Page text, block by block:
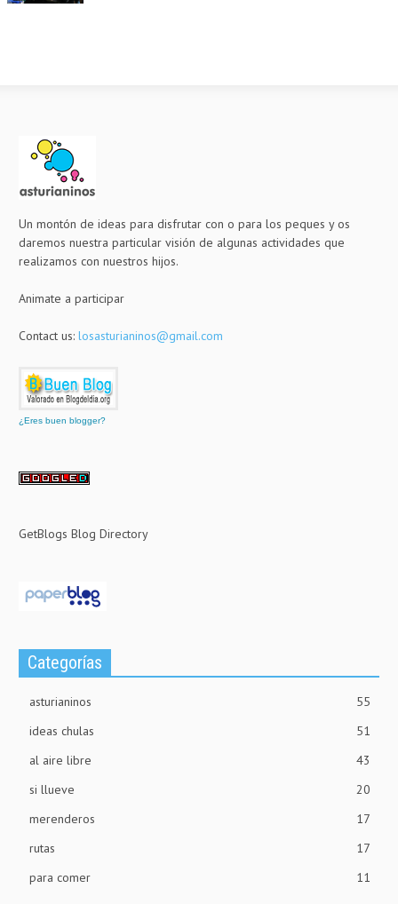
Un montón de ideas para disfrutar con o para los peques y os
daremos nuestra particular visión de algunas actividades que
realizamos con nuestros hijos.
Animate a participar
Contact us: losasturianinos@gmail.com
¿Eres buen blogger?
GetBlogs Blog Directory
Categorías
asturianinos
55
ideas chulas
51
al aire libre
43
si llueve
20
merenderos
17
rutas
17
para comer
11